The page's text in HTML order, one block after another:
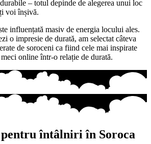
– totul depinde de alegerea unui loc
voi înșivă.
influențată masiv de energia locului ales.
o impresie de durată, am selectat câteva
de soroceni ca fiind cele mai inspirate
online într-o relație de durată.
întâlniri în Soroca